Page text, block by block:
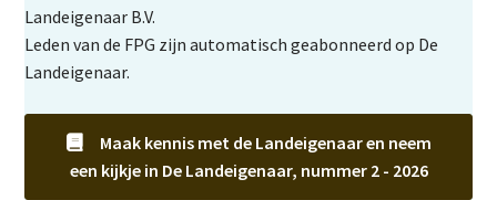
Landeigenaar B.V.
Leden van de FPG zijn automatisch geabonneerd op De
Landeigenaar.
Maak kennis met de Landeigenaar en neem
een kijkje in De Landeigenaar, nummer 2 - 2026